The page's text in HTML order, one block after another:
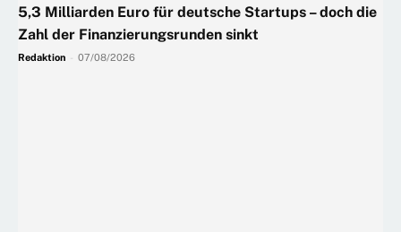
5,3 Milliarden Euro für deutsche Startups – doch die
Zahl der Finanzierungsrunden sinkt
Redaktion 07/08/2026